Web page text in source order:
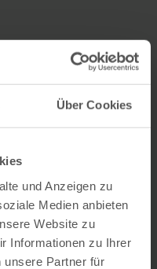
Über Cookies
und Anzeigen zu
Medien anbieten
Website zu
Informationen zu Ihrer
unsere Partner für